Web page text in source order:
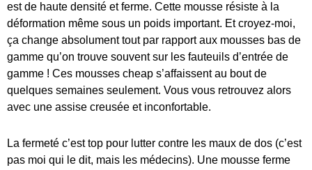
est de haute densité et ferme. Cette mousse résiste à la
déformation même sous un poids important. Et croyez-moi,
ça change absolument tout par rapport aux mousses bas de
gamme qu’on trouve souvent sur les fauteuils d’entrée de
gamme ! Ces mousses cheap s’affaissent au bout de
quelques semaines seulement. Vous vous retrouvez alors
avec une assise creusée et inconfortable.
La fermeté c’est top pour lutter contre les maux de dos (c’est
pas moi qui le dit, mais les médecins). Une mousse ferme